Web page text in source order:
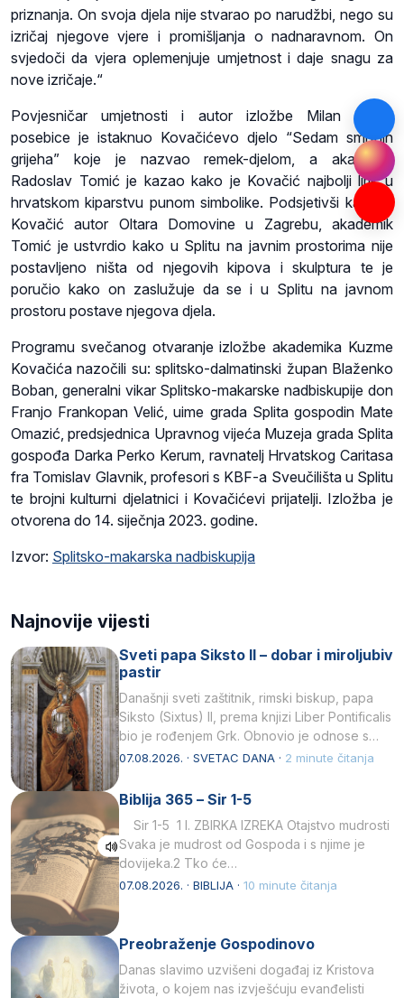
priznanja. On svoja djela nije stvarao po narudžbi, nego su
izričaj njegove vjere i promišljanja o nadnaravnom. On
svjedoči da vjera oplemenjuje umjetnost i daje snagu za
nove izričaje.“
Povjesničar umjetnosti i autor izložbe Milan Bešlić
posebice je istaknuo Kovačićevo djelo “Sedam smrtnih
grijeha” koje je nazvao remek-djelom, a akademik
Radoslav Tomić je kazao kako je Kovačić najbolji lirik u
hrvatskom kiparstvu punom simbolike. Podsjetivši kako je
Kovačić autor Oltara Domovine u Zagrebu, akademik
Tomić je ustvrdio kako u Splitu na javnim prostorima nije
postavljeno ništa od njegovih kipova i skulptura te je
poručio kako on zaslužuje da se i u Splitu na javnom
prostoru postave njegova djela.
Programu svečanog otvaranje izložbe akademika Kuzme
Kovačića nazočili su: splitsko-dalmatinski župan Blaženko
Boban, generalni vikar Splitsko-makarske nadbiskupije don
Franjo Frankopan Velić, uime grada Splita gospodin Mate
Omazić, predsjednica Upravnog vijeća Muzeja grada Splita
gospođa Darka Perko Kerum, ravnatelj Hrvatskog Caritasa
fra Tomislav Glavnik, profesori s KBF-a Sveučilišta u Splitu
te brojni kulturni djelatnici i Kovačićevi prijatelji. Izložba je
otvorena do 14. siječnja 2023. godine.
Izvor: Splitsko-makarska nadbiskupija
Najnovije vijesti
Sveti papa Siksto II – dobar i miroljubiv
pastir
Današnji sveti zaštitnik, rimski biskup, papa
Siksto (Sixtus) II, prema knjizi Liber Pontificalis
bio je rođenjem Grk. Obnovio je odnose s
afričkim…
07.08.2026. · SVETAC DANA · 2 minute čitanja
Biblija 365 – Sir 1-5
Sir 1-5 1 I. ZBIRKA IZREKA Otajstvo mudrosti
Svaka je mudrost od Gospoda i s njime je
dovijeka.2 Tko će…
07.08.2026. · BIBLIJA · 10 minute čitanja
Preobraženje Gospodinovo
Danas slavimo uzvišeni događaj iz Kristova
života, o kojem nas izvješćuju evanđelisti